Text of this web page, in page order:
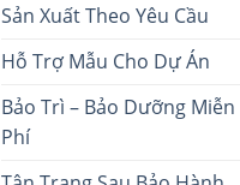
Sản Xuất Theo Yêu Cầu
Hỗ Trợ Mẫu Cho Dự Án
Bảo Trì – Bảo Dưỡng Miễn
Phí